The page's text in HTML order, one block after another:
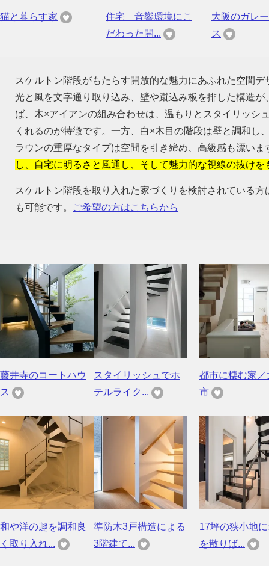
猫と暮らす家
住宅 音響環境にこ
だわった開...
大阪のガレ
ス
スケルトン階段がもたらす開放的な魅力にあふれた空間
光と風を文字通り取り込み、壁や蹴込み板を排した構造
ば、木×アイアンの組み合わせは、温もりとスタイリッシ
くれるのが特徴です。一方、白×木目の階段は壁と調和
ラウンの重厚なタイプは空間を引き締め、高級感も漂いま
し、自宅に明るさと風通し、そして魅力的な視線の抜け
スケルトン階段を取り入れた家づくりを検討されている
も可能です。
ご希望の方はこちらから
藤井寺のコートハウ
ス
スタイリッシュでホ
テルライク...
都市に棲む家／
市
和や洋の趣を調和良
く取り入れ...
準防木3戸構造による
3階建て...
17坪の狭小地
を散りば...